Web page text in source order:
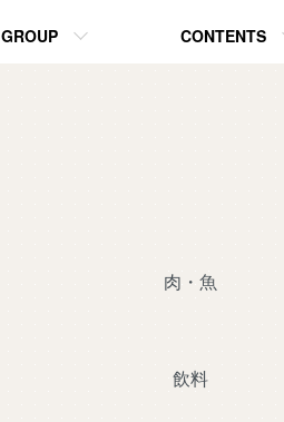
GROUP CONTENTS
肉・魚
飲料